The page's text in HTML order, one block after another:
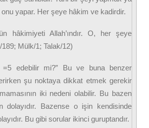
yapar. Her şeye hâkim ve kadirdir.
hâkimiyeti Allah’ındır. O, her şeye
189; Mülk/1; Talak/12)
edebilir mi?” Bu ve buna benzer
şu noktaya dikkat etmek gerekir
iki nedeni olabilir. Bu bazen
dolayıdır. Bazense o işin kendisinde
Bu gibi sorular ikinci guruptandır.